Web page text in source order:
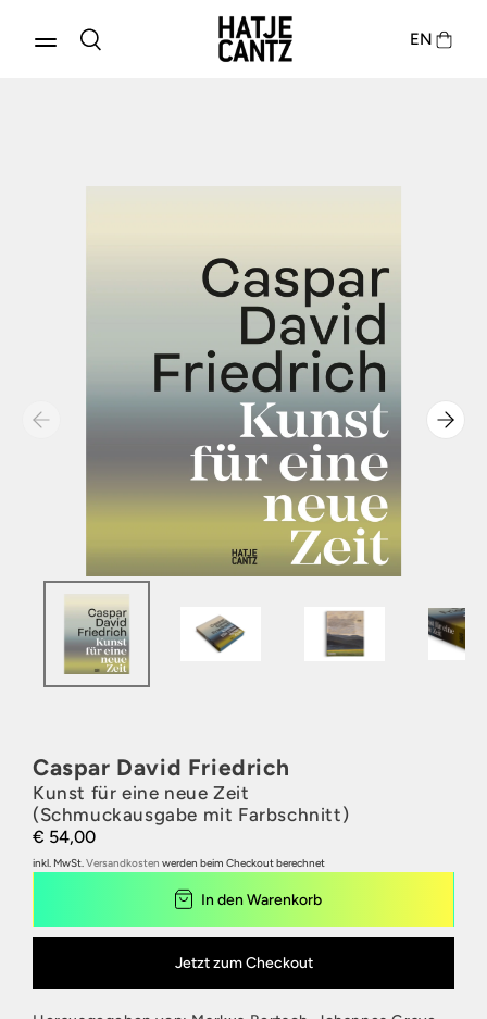
EN
Caspar David Friedrich
Kunst für eine neue Zeit
(Schmuckausgabe mit Farbschnitt)
€ 54,00
inkl. MwSt.Versandkosten werden beim Checkout berechnet
In den Warenkorb
Jetzt zum Checkout